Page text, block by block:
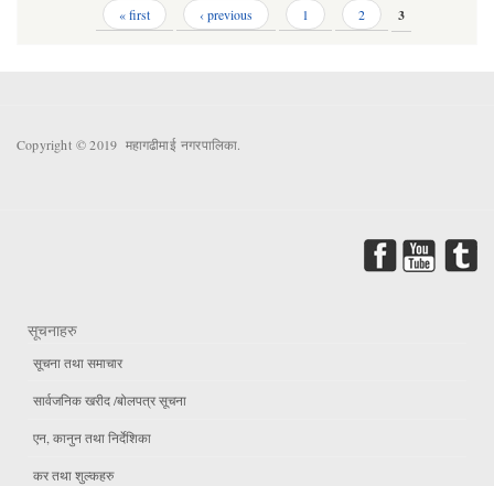
« first ‹ previous 1 2 3
Copyright © 2019 महागढीमाई नगरपालिका.
सूचनाहरु
सूचना तथा समाचार
सार्वजनिक खरीद /बोलपत्र सूचना
एन, कानुन तथा निर्देशिका
कर तथा शुल्कहरु